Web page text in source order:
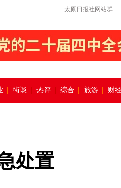
太原日报社网站群
街谈 热评 综合 旅游 财
处置